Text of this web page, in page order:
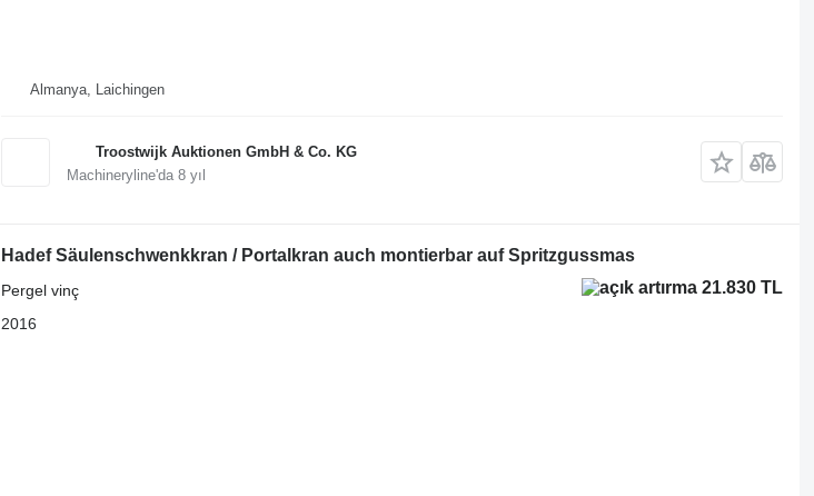
Almanya, Laichingen
Troostwijk Auktionen GmbH & Co. KG
Machineryline'da 8yıl
Hadef Säulenschwenkkran / Portalkran auch montierbar auf Spritzgussmas
21.830 TL
Pergel vinç
2016